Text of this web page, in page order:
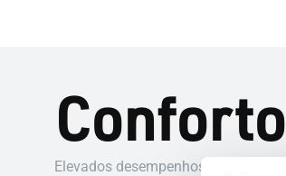
Elevados desempenhos de